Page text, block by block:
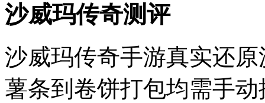
沙威玛传奇测评
沙威玛传奇手游真实还
薯条到卷饼打包均需手